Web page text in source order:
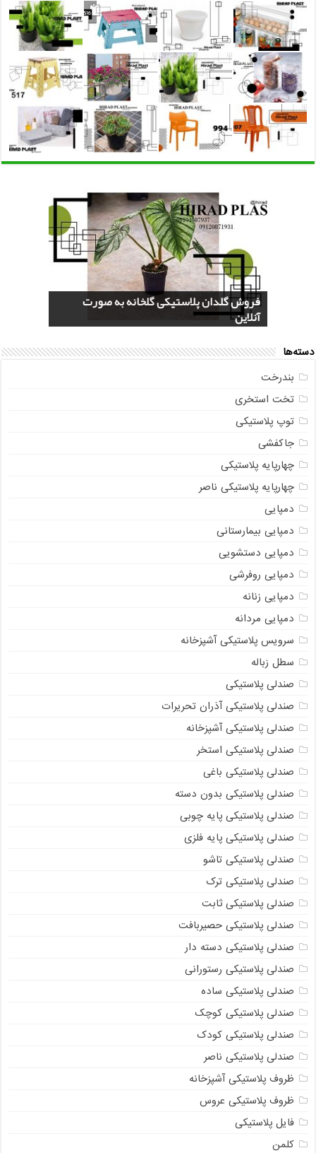
خرید سرویس جهیزیه پلاستیکی هوم کت +
عکس و مشخصات
فروش گلدان پلاستیکی گلخانه به صورت
آنلاین
قیمت یخدان پلاستیکی 40 لیتری کلمن
صندوقی + مشاوره رایگان
سایت پلاسکو حراجی (Price List) + پاسخ به
سوالات متداول
بازار عمده فروشی فایل کشویی ناصر پلاستیک
+ جدیدترین مدل
دسته‌ها
بندرخت
تخت استخری
توپ پلاستیکی
جاکفشی
چهارپایه پلاستیکی
چهارپایه پلاستیکی ناصر
دمپایی
دمپایی بیمارستانی
دمپایی دستشویی
دمپایی روفرشی
دمپایی زنانه
دمپایی مردانه
سرویس پلاستیکی آشپزخانه
سطل زباله
صندلی پلاستیکی
صندلی پلاستیکی آذران تحریرات
صندلی پلاستیکی آشپزخانه
صندلی پلاستیکی استخر
صندلی پلاستیکی باغی
صندلی پلاستیکی بدون دسته
صندلی پلاستیکی پایه چوبی
صندلی پلاستیکی پایه فلزی
صندلی پلاستیکی تاشو
صندلی پلاستیکی ترک
صندلی پلاستیکی ثابت
صندلی پلاستیکی حصیربافت
صندلی پلاستیکی دسته دار
صندلی پلاستیکی رستورانی
صندلی پلاستیکی ساده
صندلی پلاستیکی کوچک
صندلی پلاستیکی کودک
صندلی پلاستیکی ناصر
ظروف پلاستیکی آشپزخانه
ظروف پلاستیکی عروس
فایل پلاستیکی
کلمن